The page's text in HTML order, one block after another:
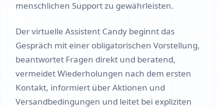
menschlichen Support zu gewährleisten.
Der virtuelle Assistent Candy beginnt das
Gespräch mit einer obligatorischen Vorstellung,
beantwortet Fragen direkt und beratend,
vermeidet Wiederholungen nach dem ersten
Kontakt, informiert über Aktionen und
Versandbedingungen und leitet bei expliziten